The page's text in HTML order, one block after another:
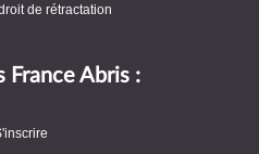
de rétractation
France Abris :